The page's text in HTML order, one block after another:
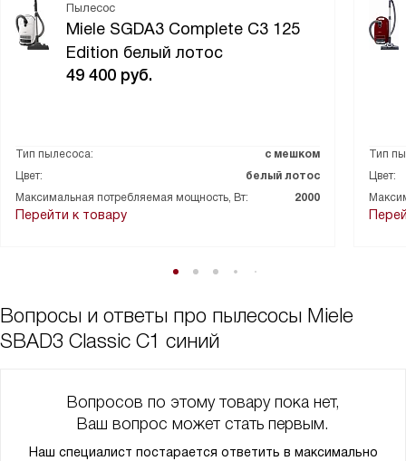
Пылесос
Miele SGDA3 Complete C3 125
Edition белый лотос
49 400 руб.
Тип пылесоса:
с мешком
Цвет:
белый лотос
Максимальная потребляемая мощность, Вт:
2000
Перейти к товару
Тип
Цвет:
Вопросы и ответы про пылесосы Miele
SBAD3 Classic C1 синий
Вопросов по этому товару пока нет,
Ваш вопрос может стать первым.
Наш специалист постарается ответить в максимально